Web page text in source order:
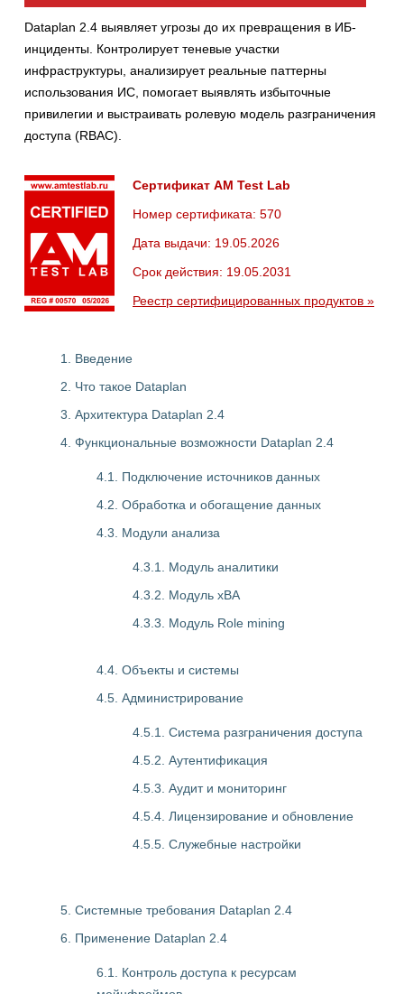
Dataplan 2.4 выявляет угрозы до их превращения в ИБ-
инциденты. Контролирует теневые участки
инфраструктуры, анализирует реальные паттерны
использования ИС, помогает выявлять избыточные
привилегии и выстраивать ролевую модель разграничения
доступа (RBAC).
Сертификат AM Test Lab
Номер сертификата: 570
Дата выдачи: 19.05.2026
Срок действия: 19.05.2031
Реестр сертифицированных продуктов »
1. Введение
2. Что такое Dataplan
3. Архитектура Dataplan 2.4
4. Функциональные возможности Dataplan 2.4
4.1. Подключение источников данных
4.2. Обработка и обогащение данных
4.3. Модули анализа
4.3.1. Модуль аналитики
4.3.2. Модуль xBA
4.3.3. Модуль Role mining
4.4. Объекты и системы
4.5. Администрирование
4.5.1. Система разграничения доступа
4.5.2. Аутентификация
4.5.3. Аудит и мониторинг
4.5.4. Лицензирование и обновление
4.5.5. Служебные настройки
5. Системные требования Dataplan 2.4
6. Применение Dataplan 2.4
6.1. Контроль доступа к ресурсам